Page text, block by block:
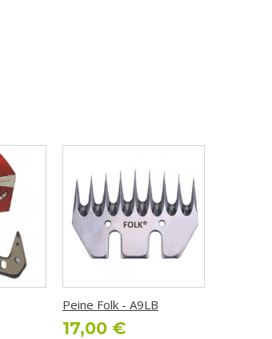
Peine Folk - A9LB
17,00 €